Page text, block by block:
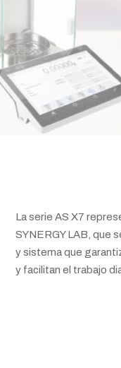
La serie AS X7
SYNERGY LAB, que
y sistema que
y facilitan el trabajo